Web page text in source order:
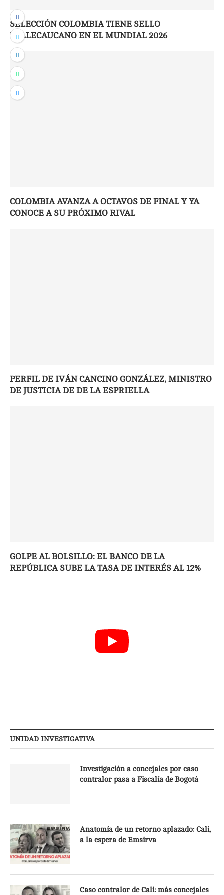
SELECCIÓN COLOMBIA TIENE SELLO
VALLECAUCANO EN EL MUNDIAL 2026
COLOMBIA AVANZA A OCTAVOS DE FINAL Y YA
CONOCE A SU PRÓXIMO RIVAL
PERFIL DE IVÁN CANCINO GONZÁLEZ, MINISTRO
DE JUSTICIA DE DE LA ESPRIELLA
GOLPE AL BOLSILLO: EL BANCO DE LA
REPÚBLICA SUBE LA TASA DE INTERÉS AL 12%
UNIDAD INVESTIGATIVA
Investigación a concejales por caso
contralor pasa a Fiscalía de Bogotá
Anatomía de un retorno aplazado: Cali,
a la espera de Emsirva
Caso contralor de Cali: más concejales